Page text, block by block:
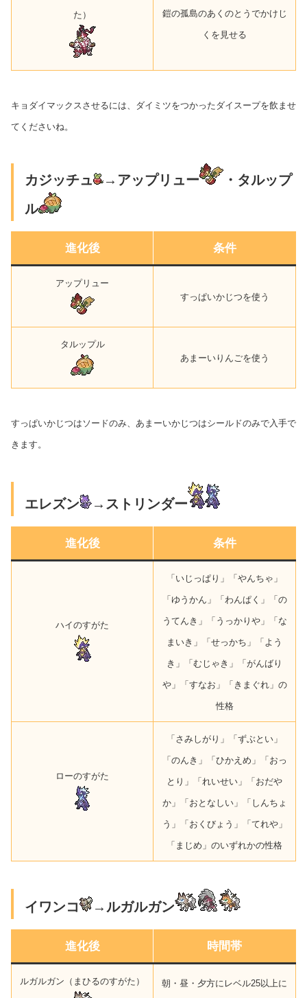
た） 鎧の孤島のあくのとうでかけじ
くを見せる
キョダイマックスさせるには、ダイミツをつかったダイスープを飲ませ
てくださいね。
カジッチュ →アップリュー
・タルップ
ル
進化後 条件
アップリュー
すっぱいかじつを使う
タルップル
あまーいりんごを使う
すっぱいかじつはソードのみ、あまーいかじつはシールドのみで入手で
きます。
エレズン →ストリンダー
進化後 条件
ハイのすがた
「いじっぱり」「やんちゃ」
「ゆうかん」「わんぱく」「の
うてんき」「うっかりや」「な
まいき」「せっかち」「よう
き」「むじゃき」「がんばり
や」「すなお」「きまぐれ」の
性格
ローのすがた
「さみしがり」「ずぶとい」
「のんき」「ひかえめ」「おっ
とり」「れいせい」「おだや
か」「おとなしい」「しんちょ
う」「おくびょう」「てれや」
「まじめ」のいずれかの性格
イワンコ →ルガルガン
進化後 時間帯
ルガルガン（まひるのすがた） 朝・昼・夕方にレベル25以上に